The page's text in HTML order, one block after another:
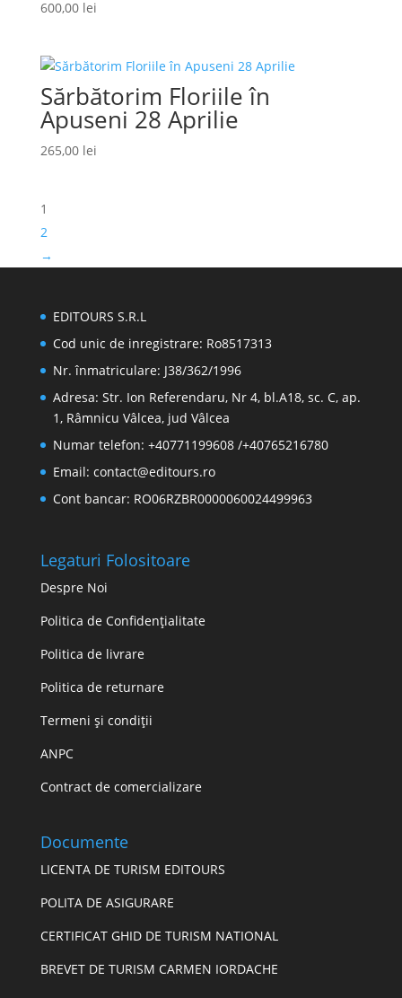
600,00 lei
Sărbătorim Floriile în
Apuseni 28 Aprilie
265,00 lei
1
2
→
EDITOURS S.R.L
Cod unic de inregistrare: Ro8517313
Nr. înmatriculare: J38/362/1996
Adresa: Str. Ion Referendaru, Nr 4, bl.A18, sc. C, ap.
1, Râmnicu Vâlcea, jud Vâlcea
Numar telefon: +40771199608 /+40765216780
Email: contact@editours.ro
Cont bancar: RO06RZBR0000060024499963
Legaturi Folositoare
Despre Noi
Politica de Confidențialitate
Politica de livrare
Politica de returnare
Termeni și condiții
ANPC
Contract de comercializare
Documente
LICENTA DE TURISM EDITOURS
POLITA DE ASIGURARE
CERTIFICAT GHID DE TURISM NATIONAL
BREVET DE TURISM CARMEN IORDACHE